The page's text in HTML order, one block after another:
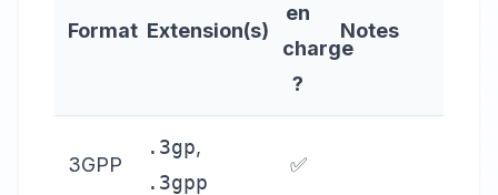
Format Extension(s)
en
charge
?
Notes
3GPP
.3gp,
.3gpp
✅